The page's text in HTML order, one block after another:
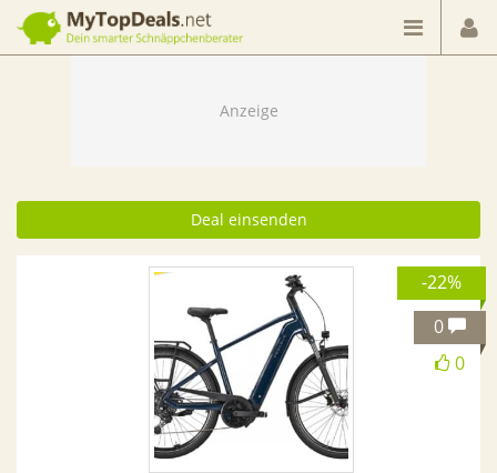
Dein smarter Schnäppchenberater
Deal einsenden
-22%
0
0